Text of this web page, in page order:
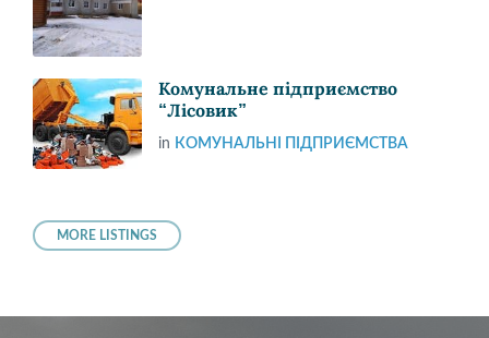
Комунальне підприємство
“Лісовик”
in КОМУНАЛЬНІ ПІДПРИЄМСТВА
MORE LISTINGS